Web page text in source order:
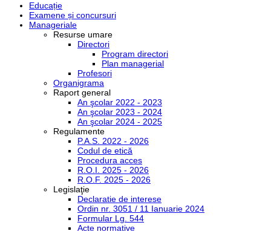
Educație
Examene și concursuri
Manageriale
Resurse umare
Directori
Program directori
Plan managerial
Profesori
Organigrama
Raport general
An şcolar 2022 - 2023
An şcolar 2023 - 2024
An şcolar 2024 - 2025
Regulamente
P.A.S. 2022 - 2026
Codul de etică
Procedura acces
R.O.I. 2025 - 2026
R.O.F. 2025 - 2026
Legislaţie
Declaratie de interese
Ordin nr. 3051 / 11 Ianuarie 2024
Formular Lg. 544
Acte normative